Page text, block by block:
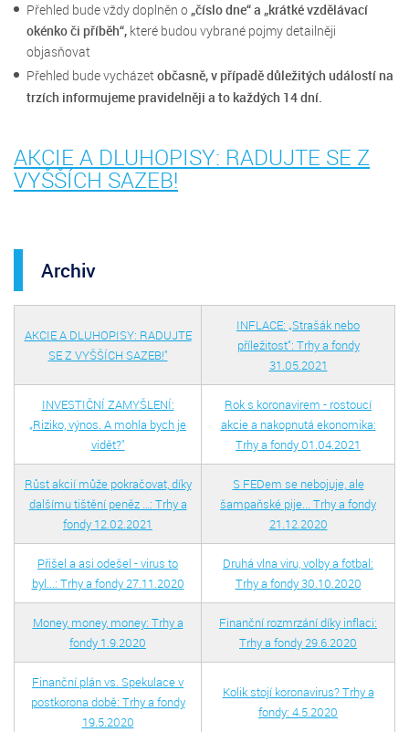
Přehled bude vždy doplněn o „číslo dne“ a „krátké vzdělávací
okénko či příběh“, které budou vybrané pojmy detailněji
objasňovat
Přehled bude vycházetobčasně, v případě důležitých událostí na
trzích informujeme pravidelněji a to každých 14 dní.
AKCIE A DLUHOPISY: RADUJTE SE Z
VYŠŠÍCH SAZEB!
Archiv
AKCIE A DLUHOPISY: RADUJTE
SE Z VYŠŠÍCH SAZEB!"
INFLACE: „Strašák nebo
příležitost“: Trhy a fondy
31.05.2021
INVESTIČNÍ ZAMYŠLENÍ:
„Riziko, výnos. A mohla bych je
vidět?"
Rok s koronavirem - rostoucí
akcie a nakopnutá ekonomika:
Trhy a fondy 01.04.2021
Růst akcií může pokračovat, díky
dalšímu tištění peněz …: Trhy a
fondy 12.02.2021
S FEDem se nebojuje, ale
šampaňské pije... Trhy a fondy
21.12.2020
Přišel a asi odešel - virus to
byl...: Trhy a fondy 27.11.2020
Druhá vlna viru, volby a fotbal:
Trhy a fondy 30.10.2020
Money, money, money: Trhy a
fondy 1.9.2020
Finanční rozmrzání díky inflaci:
Trhy a fondy 29.6.2020
Finanční plán vs. Spekulace v
postkorona době: Trhy a fondy
19.5.2020
Kolik stojí koronavirus? Trhy a
fondy: 4.5.2020